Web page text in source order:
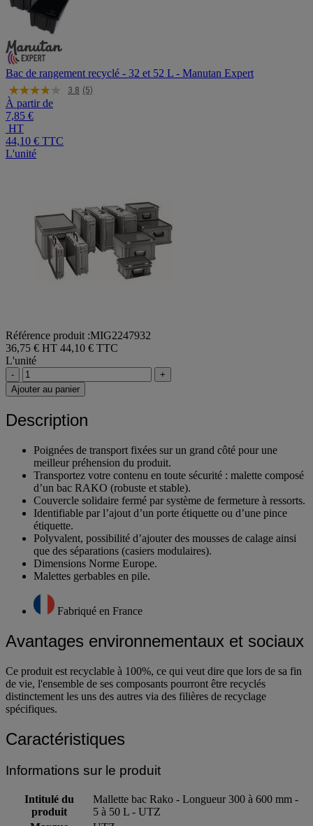
Bac de rangement recyclé - 32 et 52 L - Manutan Expert
3.8 (5)
À partir de
7,85 €
HT
44,10 € TTC
L'unité
Référence produit :MIG2247932
36,75 € HT 44,10 € TTC
L'unité
-
+
Ajouter au panier
Description
Poignées de transport fixées sur un grand côté pour une
meilleur préhension du produit.
Transportez votre contenu en toute sécurité : malette composé
d’un bac RAKO (robuste et stable).
Couvercle solidaire fermé par système de fermeture à ressorts.
Identifiable par l’ajout d’un porte étiquette ou d’une pince
étiquette.
Polyvalent, possibilité d’ajouter des mousses de calage ainsi
que des séparations (casiers modulaires).
Dimensions Norme Europe.
Malettes gerbables en pile.
Fabriqué en France
Avantages environnementaux et sociaux
Ce produit est recyclable à 100%, ce qui veut dire que lors de sa fin
de vie, l'ensemble de ses composants pourront être recyclés
distinctement les uns des autres via des filières de recyclage
spécifiques.
Caractéristiques
Informations sur le produit
Intitulé du
produit
Mallette bac Rako - Longueur 300 à 600 mm -
5 à 50 L - UTZ